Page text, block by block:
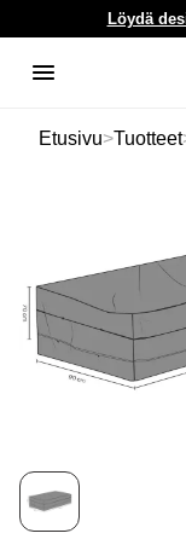
Löydä
Etusivu>Tuotteet